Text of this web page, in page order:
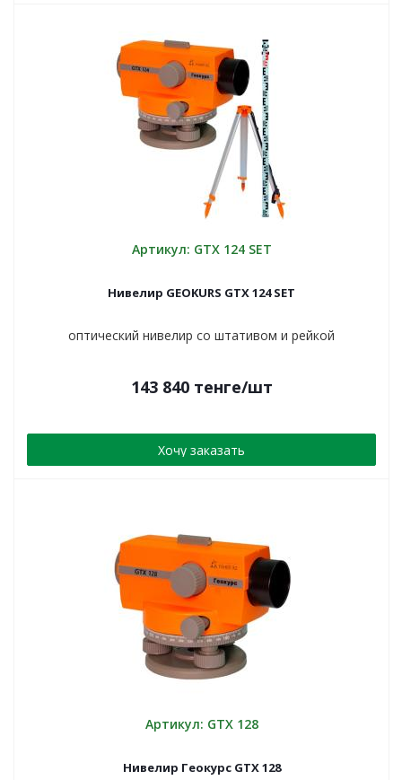
Артикул: GTX 124 SET
Нивелир GEOKURS GTX 124 SET
оптический нивелир со штативом и рейкой
143 840тенге/шт
Хочу заказать
Артикул: GTX 128
Нивелир Геокурс GTX 128